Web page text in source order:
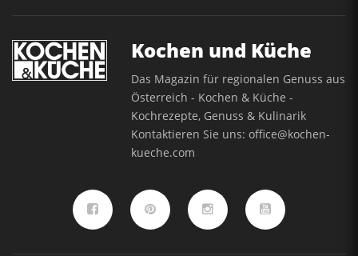
Kochen und Küche
Das Magazin für regionalen Genuss aus
Österreich - Kochen & Küche -
Kochrezepte, Genuss & Kulinarik
Kontaktieren Sie uns:office@kochen-
kueche.com